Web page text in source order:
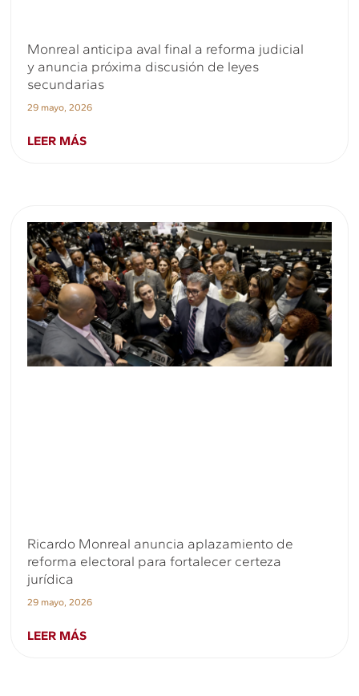
Monreal anticipa aval final a reforma judicial
y anuncia próxima discusión de leyes
secundarias
29 mayo, 2026
LEER MÁS
Ricardo Monreal anuncia aplazamiento de
reforma electoral para fortalecer certeza
jurídica
29 mayo, 2026
LEER MÁS